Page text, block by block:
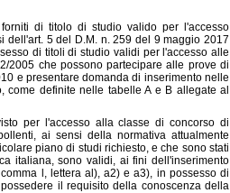
di titolo di studio valido per l'accesso
dell'art. 5 del D.M. n. 259 del 9 maggio 2017
di titoli di studio validi per l'accesso alle
2005 che possono partecipare alle prove di
e presentare domanda di inserimento nelle
come definite nelle tabelle A e B allegate al
per l'accesso alla classe di concorso di
ai sensi della normativa attualmente
piano di studi richiesto, e che sono stati
italiana, sono validi, ai fini dell'inserimento
l, lettera al), a2) e a3), in possesso di
il requisito della conoscenza della